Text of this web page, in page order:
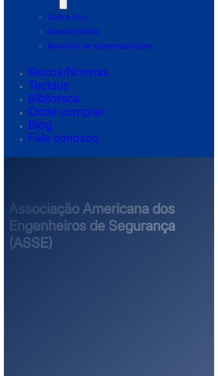
Sobre nós
Nossa história
Relatório de sustentabilidade
Riscos/Normas
Tecidos
Biblioteca
Onde comprar
Blog
Fale conosco
Associação Americana dos
Engenheiros de Segurança
(ASSE)